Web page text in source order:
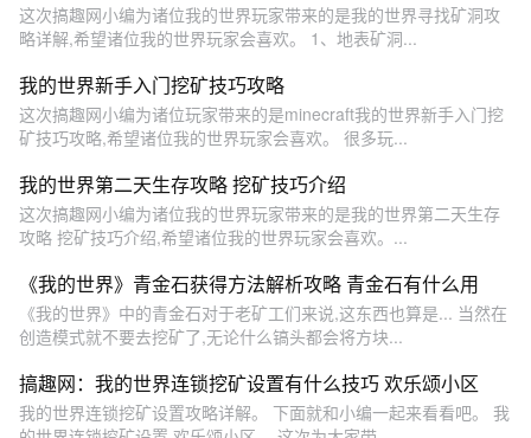
这次搞趣网小编为诸位我的世界玩家带来的是我的世界寻找矿洞攻
略详解,希望诸位我的世界玩家会喜欢。 1、地表矿洞...
我的世界新手入门挖矿技巧攻略
这次搞趣网小编为诸位玩家带来的是minecraft我的世界新手入门挖
矿技巧攻略,希望诸位我的世界玩家会喜欢。 很多玩...
我的世界第二天生存攻略 挖矿技巧介绍
这次搞趣网小编为诸位我的世界玩家带来的是我的世界第二天生存
攻略 挖矿技巧介绍,希望诸位我的世界玩家会喜欢。...
《我的世界》青金石获得方法解析攻略 青金石有什么用
《我的世界》中的青金石对于老矿工们来说,这东西也算是... 当然在
创造模式就不要去挖矿了,无论什么镐头都会将方块...
搞趣网：我的世界连锁挖矿设置有什么技巧 欢乐颂小区
我的世界连锁挖矿设置攻略详解。 下面就和小编一起来看看吧。 我